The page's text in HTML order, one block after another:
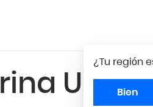
¿Tu región
Bien